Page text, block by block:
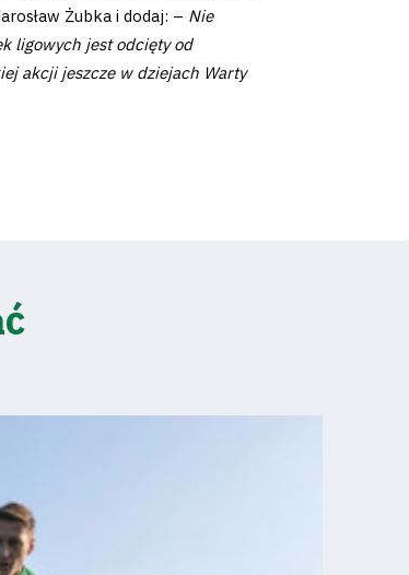
Żubka i dodaj: – Nie
ligowych jest odcięty od
akcji jeszcze w dziejach Warty